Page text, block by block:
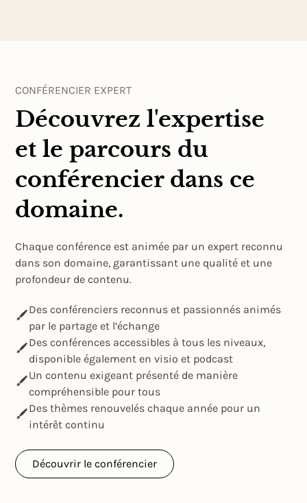
CONFÉRENCIER EXPERT
Découvrez l'expertise
et le parcours du
conférencier dans ce
domaine.
Chaque conférence est animée par un expert reconnu
dans son domaine, garantissant une qualité et une
profondeur de contenu.
Des conférenciers reconnus et passionnés animés
par le partage et l’échange
Des conférences accessibles à tous les niveaux,
disponible également en visio et podcast
Un contenu exigeant présenté de manière
compréhensible pour tous
Des thèmes renouvelés chaque année pour un
intérêt continu
Découvrir le conférencier